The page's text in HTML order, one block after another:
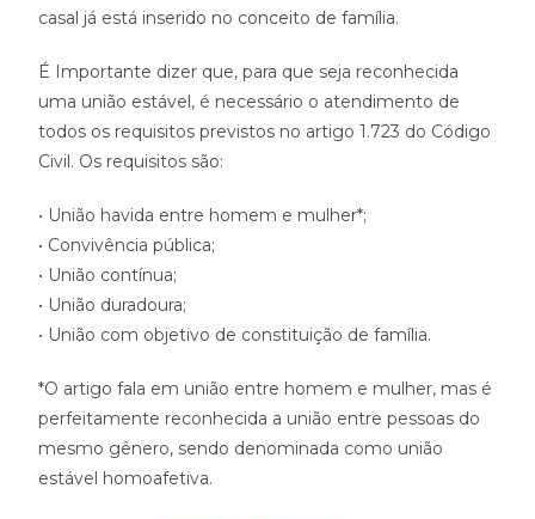
casal já está inserido no conceito de família.
É Importante dizer que, para que seja reconhecida
uma união estável, é necessário o atendimento de
todos os requisitos previstos no artigo 1.723 do Código
Civil. Os requisitos são:
• União havida entre homem e mulher*;
• Convivência pública;
• União contínua;
• União duradoura;
• União com objetivo de constituição de família.
*O artigo fala em união entre homem e mulher, mas é
perfeitamente reconhecida a união entre pessoas do
mesmo gênero, sendo denominada como união
estável homoafetiva.